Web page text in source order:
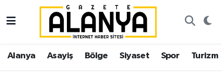
Alanya Asayiş Bölge Siyaset Spor Turizm
Alanya
Asayiş
İstanbul Nöbetçi Eczaneler
İstanbul Hava Durumu